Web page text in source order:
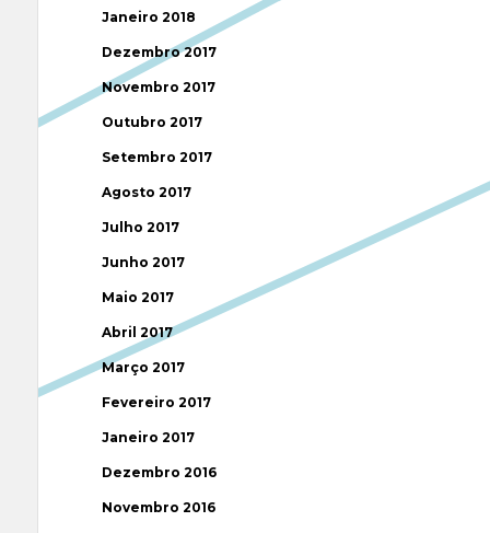
Janeiro 2018
Dezembro 2017
Novembro 2017
Outubro 2017
Setembro 2017
Agosto 2017
Julho 2017
Junho 2017
Maio 2017
Abril 2017
Março 2017
Fevereiro 2017
Janeiro 2017
Dezembro 2016
Novembro 2016